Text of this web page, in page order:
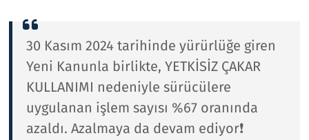
30 Kasım 2024 tarihinde yürürlüğe giren
Yeni Kanunla birlikte, YETKİSİZ ÇAKAR
KULLANIMI nedeniyle sürücülere
uygulanan işlem sayısı %67 oranında
azaldı. Azalmaya da devam ediyor❗️